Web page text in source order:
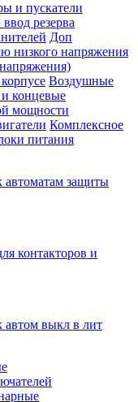
и пускатели
резерва
Доп
низкого напряжения
Воздушные
концевые
мощности
Комплексное
питания
автоматам защиты
контакторов и
автом выкл в лит